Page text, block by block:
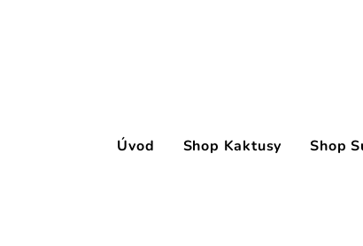
Úvod Shop Kaktusy Shop